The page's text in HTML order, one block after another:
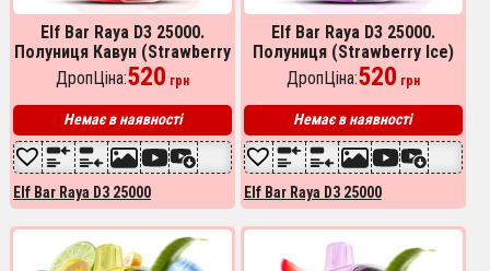
Elf Bar Raya D3 25000.
Полуниця Кавун (Strawberry
Watermelon)
ДропЦіна:520 грн
Немає в наявності
Elf Bar Raya D3 25000
Elf Bar Raya D3 25000.
Полуниця (Strawberry Ice)
ДропЦіна:520 грн
Немає в наявності
Elf Bar Raya D3 25000